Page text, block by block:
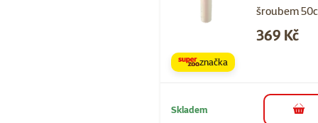
šroubem
Cena
369 Kč
značka
Skladem do